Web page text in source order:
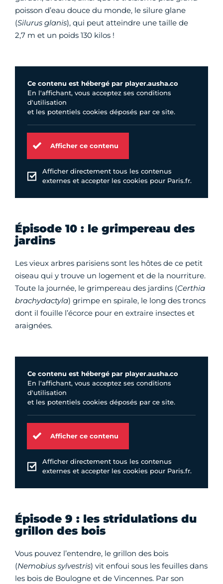
poisson d’eau douce du monde, le silure glane
(Silurus glanis), qui peut atteindre une taille de
2,7 m et un poids 130 kilos !
Ce contenu est hébergé par player.ausha.co
En l'affichant, vous acceptez ses conditions
d'utilisation
et les potentiels cookies déposés par ce site.
Afficher ce contenu
Afficher directement tous les contenus
externes et accepter les cookies pour Paris.fr.
Épisode 10 : le grimpereau des
jardins
Les vieux arbres parisiens sont les hôtes de ce petit
oiseau qui y trouve un logement et de la nourriture.
Toute la journée, le grimpereau des jardins (Certhia
brachydactyla) grimpe en spirale, le long des troncs
dont il fouille l’écorce pour en extraire insectes et
araignées.
Ce contenu est hébergé par player.ausha.co
En l'affichant, vous acceptez ses conditions
d'utilisation
et les potentiels cookies déposés par ce site.
Afficher ce contenu
Afficher directement tous les contenus
externes et accepter les cookies pour Paris.fr.
Épisode 9 : les stridulations du
grillon des bois
Vous pouvez l’entendre, le grillon des bois
(Nemobius sylvestris) vit enfoui sous les feuilles dans
les bois de Boulogne et de Vincennes. Par son